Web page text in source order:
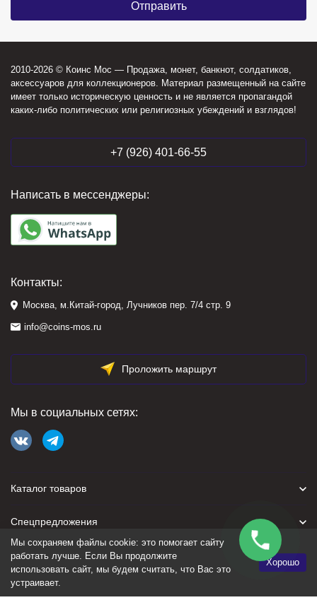
2010-2026 © Коинс Мос — Продажа, монет, банкнот, солдатиков,
аксессуаров для коллекционеров. Материал размещенный на сайте
имеет только историческую ценность и не является пропагандой
каких-либо политических или религиозных убеждений и взглядов!
+7 (926) 401-66-55
Написать в мессенджеры:
Контакты:
Москва, м.Китай-город, Лучников пер. 7/4 стр. 9
info@coins-mos.ru
Проложить маршрут
Мы в социальных сетях:
Каталог товаров
Спецпредложения
Для покупателя
Мы сохраняем файлы cookie: это помогает сайту
работать лучше. Если Вы продолжите
использовать сайт, мы будем считать, что Вас это
устраивает.
Хорошо